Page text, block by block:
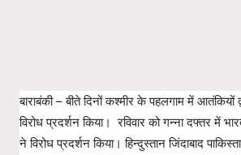
बाराबंकी – बीते दिनों कश्मीर के पहलगाम में आतंकियों
विरोध प्रदर्शन किया। रविवार को गन्ना दफ्तर में
ने विरोध प्रदर्शन किया। हिन्दुस्तान जिंदाबाद